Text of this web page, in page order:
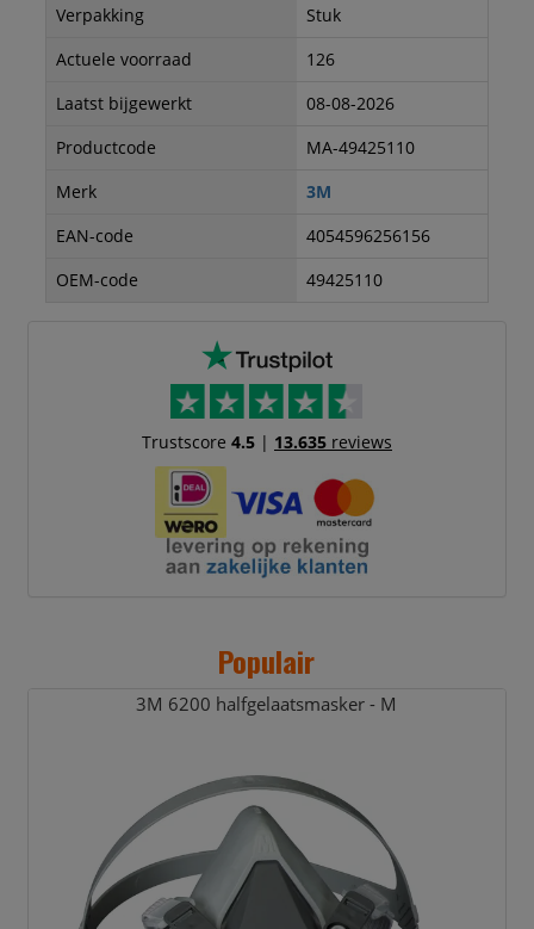
Verpakking
Stuk
Actuele voorraad
126
Laatst bijgewerkt
08-08-2026
Productcode
MA-49425110
Merk
3M
EAN-code
4054596256156
OEM-code
49425110
Trustscore 4.5| 13.635reviews
Populair
3M 6200 halfgelaatsmasker - M